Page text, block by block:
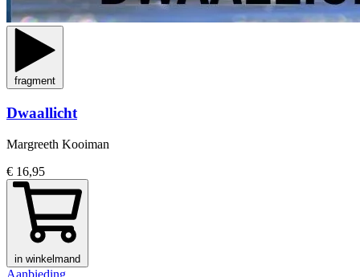
fragment
Dwaallicht
Margreeth Kooiman
€ 16,95
in winkelmand
Aanbieding